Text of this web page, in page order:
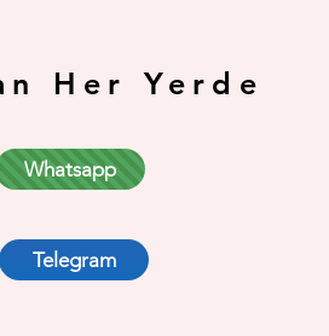
Her Yerde
Whatsapp
Telegram